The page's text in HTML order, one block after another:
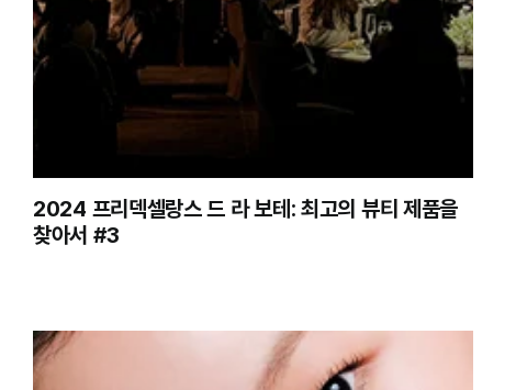
2024 프리덱셀랑스 드 라 보테: 최고의 뷰티 제품을
찾아서 #3